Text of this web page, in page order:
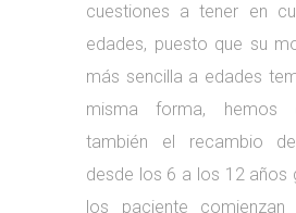
cuestiones a tener en
edades, puesto que su
más sencilla a edades
misma forma, hemos
también el recambio
desde los 6 a los 12 años
los paciente